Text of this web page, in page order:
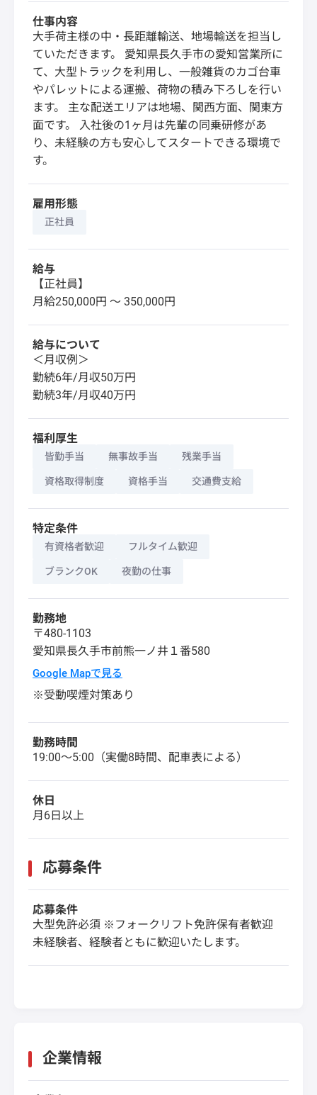
仕事内容
大手荷主様の中・長距離輸送、地場輸送を担当し
ていただきます。 愛知県長久手市の愛知営業所に
て、大型トラックを利用し、一般雑貨のカゴ台車
やパレットによる運搬、荷物の積み下ろしを行い
ます。 主な配送エリアは地場、関西方面、関東方
面です。 入社後の1ヶ月は先輩の同乗研修があ
り、未経験の方も安心してスタートできる環境で
す。
雇用形態
正社員
給与
【正社員】
月給250,000円 〜 350,000円
給与について
＜月収例＞
勤続6年/月収50万円
勤続3年/月収40万円
福利厚生
皆勤手当 無事故手当 残業手当
資格取得制度 資格手当 交通費支給
特定条件
有資格者歓迎 フルタイム歓迎
ブランクOK 夜勤の仕事
勤務地
〒480-1103
愛知県長久手市前熊一ノ井１番580
Google Mapで見る
※受動喫煙対策あり
勤務時間
19:00～5:00（実働8時間、配車表による）
休日
月6日以上
応募条件
応募条件
大型免許必須 ※フォークリフト免許保有者歓迎
未経験者、経験者ともに歓迎いたします。
企業情報